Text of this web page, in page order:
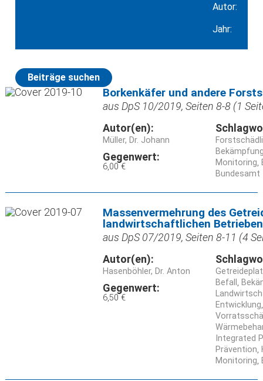
Autor:
Jahr:
Beiträge suchen
Borkenkäfer und andere
aus DpS 10/2019, Seiten 8-8 (1
Autor(en):
Müller, Dr. Johann
Gegenwert:
6,00 €
Monitoring
Massenvermehrung des
landwirtschaftlichen
aus DpS 07/2019, Seiten 8-11 (4
Autor(en):
Hasenböhler, Dr. Anton
Gegenwert:
6,50 €
Befall
Entwicklung
Integrated
Prävention
Monitoring